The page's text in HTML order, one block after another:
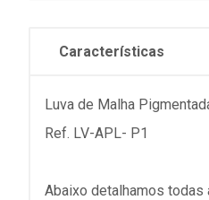
Características
Luva de Malha
Ref. LV-APL- P1
Abaixo detalhamos todas